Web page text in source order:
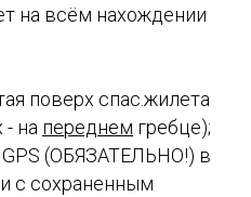
на всём нахождении
поверх спас.жилета
- на переднем гребце);
(ОБЯЗАТЕЛЬНО!) в
с сохраненным